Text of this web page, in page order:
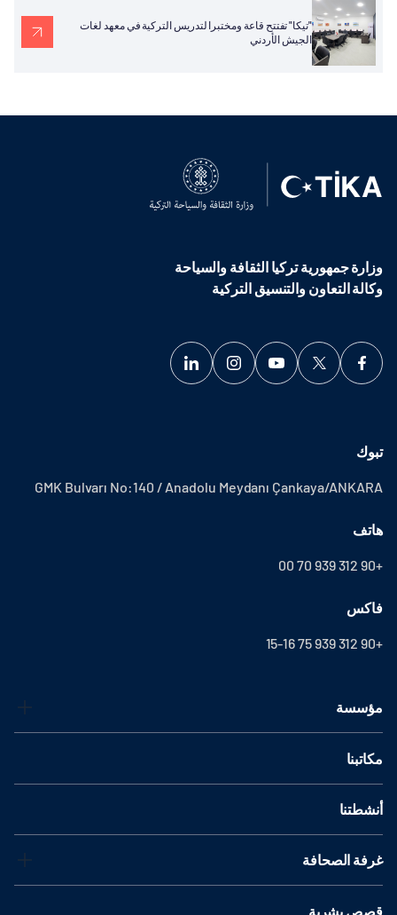
"تيكا" تفتتح قاعة ومختبرا لتدريس التركية في معهد لغات
الجيش الأردني
وزارة جمهورية تركيا الثقافة والسياحة
وكالة التعاون والتنسيق التركية
تبوك
GMK Bulvarı No:140 / Anadolu Meydanı Çankaya/ANKARA
هاتف
+90 312 939 70 00
فاكس
+90 312 939 75 15-16
مؤسسة
مكاتبنا
أنشطتنا
غرفة الصحافة
قصص بشرية